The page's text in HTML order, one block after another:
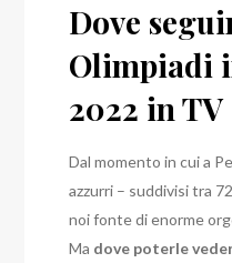
Dove
Olimpiadi
2022 in TV
Dal momento in cui a
azzurri – suddivisi tra
noi fonte di enorme
Ma dove poterle